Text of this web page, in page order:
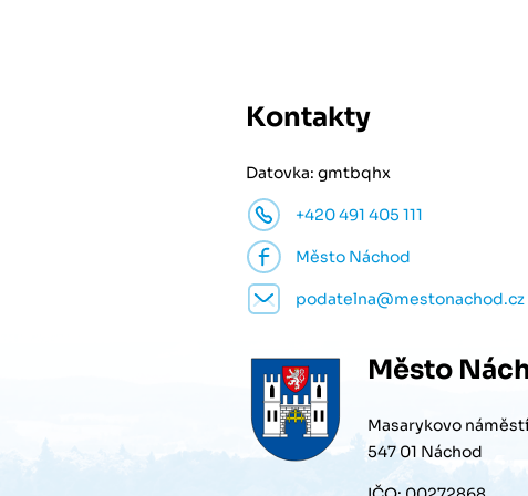
Kontakty
Datovka: gmtbqhx
+420 491 405 111
Město Náchod
podatelna@mestonachod.cz
Město
Masarykovo
547 01 Náchod